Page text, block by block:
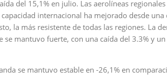
del 15,1% en julio. Las aerolíneas
internacional ha mejorado desde una
la más resistente de todas las regiones. La
mantuvo fuerte, con una caída del 3.3% y
se mantuvo estable en -26,1% en